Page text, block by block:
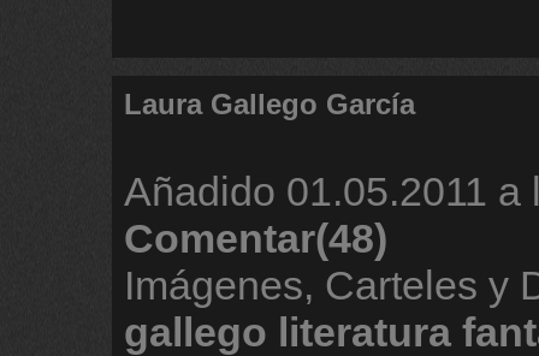
Laura Gallego García
Añadido 01.05.2011 a
Comentar(48)
Imágenes, Carteles y
gallego literatura